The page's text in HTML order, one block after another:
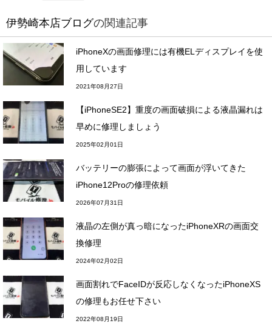
伊勢崎本店ブログの関連記事
iPhoneXの画面修理には有機ELディスプレイを使
用しています
2021年08月27日
【iPhoneSE2】重度の画面破損による液晶漏れは
早めに修理しましょう
2025年02月01日
バッテリーの膨張によって画面が浮いてきた
iPhone12Proの修理依頼
2026年07月31日
液晶の左側が真っ暗になったiPhoneXRの画面交
換修理
2024年02月02日
画面割れでFaceIDが反応しなくなったiPhoneXS
の修理もお任せ下さい
2022年08月19日